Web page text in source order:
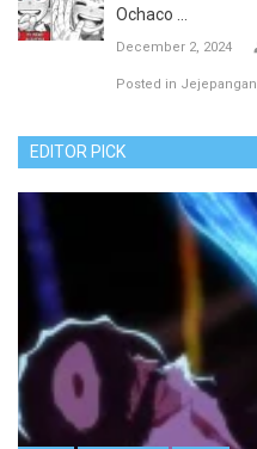
Ochaco ...
December 2, 2024
Posted in Jejepangan
EDITOR PICK